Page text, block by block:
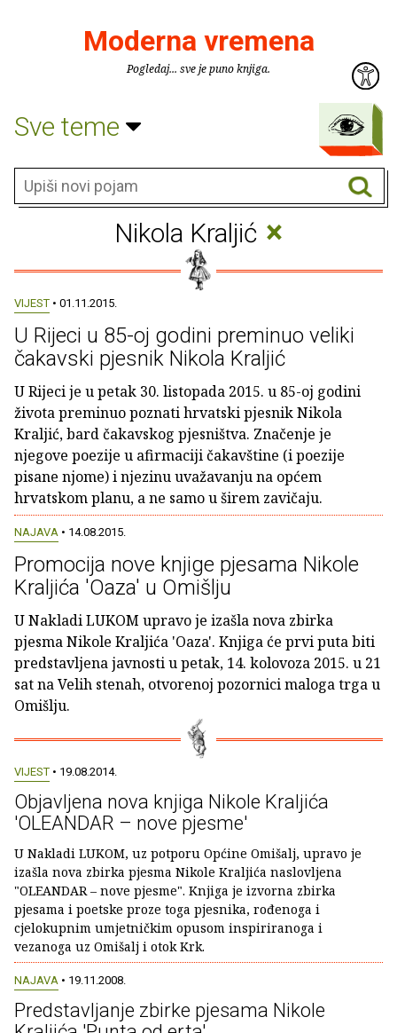
Moderna vremena
Pogledaj... sve je puno knjiga.
Sve teme
Nikola Kraljić ×
VIJEST • 01.11.2015.
U Rijeci u 85-oj godini preminuo veliki
čakavski pjesnik Nikola Kraljić
U Rijeci je u petak 30. listopada 2015. u 85-oj godini
života preminuo poznati hrvatski pjesnik Nikola
Kraljić, bard čakavskog pjesništva. Značenje je
njegove poezije u afirmaciji čakavštine (i poezije
pisane njome) i njezinu uvažavanju na općem
hrvatskom planu, a ne samo u širem zavičaju.
NAJAVA • 14.08.2015.
Promocija nove knjige pjesama Nikole
Kraljića 'Oaza' u Omišlju
U Nakladi LUKOM upravo je izašla nova zbirka
pjesma Nikole Kraljića 'Oaza'. Knjiga će prvi puta biti
predstavljena javnosti u petak, 14. kolovoza 2015. u 21
sat na Velih stenah, otvorenoj pozornici maloga trga u
Omišlju.
VIJEST • 19.08.2014.
Objavljena nova knjiga Nikole Kraljića
'OLEANDAR – nove pjesme'
U Nakladi LUKOM, uz potporu Općine Omišalj, upravo je
izašla nova zbirka pjesma Nikole Kraljića naslovljena
"OLEANDAR – nove pjesme". Knjiga je izvorna zbirka
pjesama i poetske proze toga pjesnika, rođenoga i
cjelokupnim umjetničkim opusom inspiriranoga i
vezanoga uz Omišalj i otok Krk.
NAJAVA • 19.11.2008.
Predstavljanje zbirke pjesama Nikole